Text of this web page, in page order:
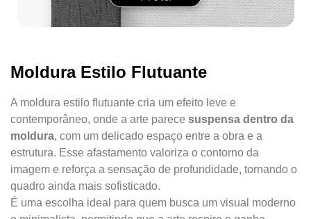
Moldura Estilo Flutuante
A moldura estilo flutuante cria um efeito leve e
contemporâneo, onde a arte parece suspensa dentro da
moldura, com um delicado espaço entre a obra e a
estrutura. Esse afastamento valoriza o contorno da
imagem e reforça a sensação de profundidade, tornando o
quadro ainda mais sofisticado.
É uma escolha ideal para quem busca um visual moderno